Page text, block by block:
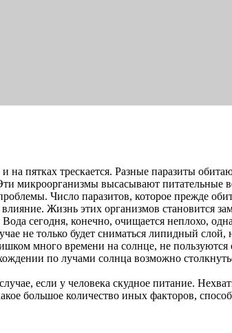
пятках трескается. Разные паразиты
микроорганизмы высасывают
Число паразитов, которое прежде
Жизнь этих организмов становится
сегодня, конечно, очищается неплохо,
не только будет сниматься липидный
много времени на солнце, не
по лучами солнца возможно
если у человека скудное питание.
большое количество иных факторов,